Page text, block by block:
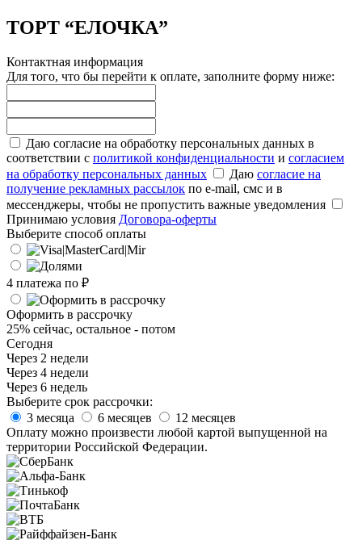
ТОРТ “ЕЛОЧКА”
Контактная информация
Для того, что бы перейти к оплате, заполните форму ниже:
Даю согласие на обработку персональных данных в
соответствии с политикой конфиденциальности и согласием
на обработку персональных данных
Даю согласие на
получение рекламных рассылок по e-mail, смс и в
мессенджеры, чтобы не пропустить важные уведомления
Принимаю условия Договора-оферты
Выберите способ оплаты
4 платежа по ₽
Оформить в рассрочку
25% сейчас, остальное - потом
Сегодня
Через 2 недели
Через 4 недели
Через 6 недель
Выберите срок рассрочки:
3 месяца
6 месяцев
12 месяцев
Оплату можно произвести любой картой выпущенной на
территории Российской Федерации.